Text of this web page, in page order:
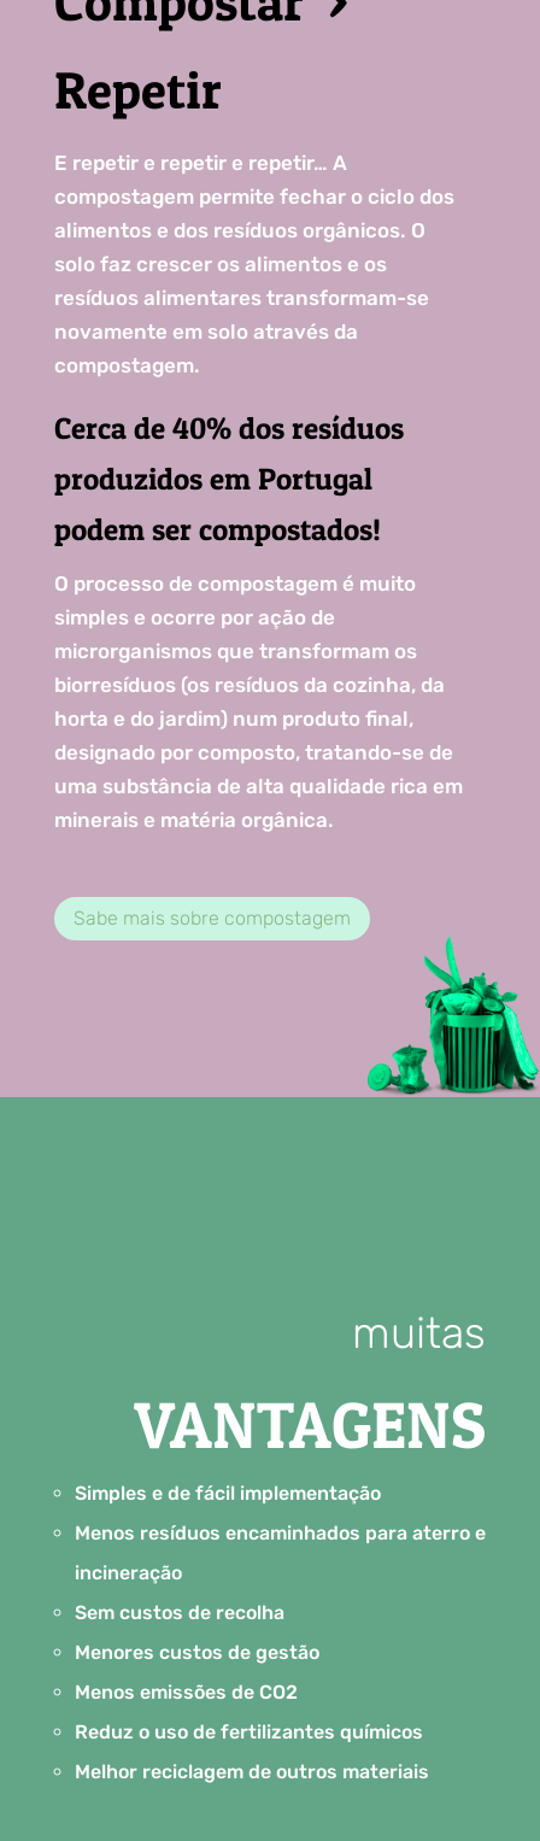
Repetir
E repetir e repetir e repetir… A
compostagem permite fechar o ciclo dos
alimentos e dos resíduos orgânicos. O
solo faz crescer os alimentos e os
resíduos alimentares transformam-se
novamente em solo através da
compostagem.
Cerca de 40% dos resíduos
produzidos em Portugal
podem ser compostados!
O processo de compostagem é muito
simples e ocorre por ação de
microrganismos que transformam os
biorresíduos (os resíduos da cozinha, da
horta e do jardim) num produto final,
designado por composto, tratando-se de
uma substância de alta qualidade rica em
minerais e matéria orgânica.
Sabe mais sobre compostagem
muitas
VANTAGENS
Simples e de fácil implementação
Menos resíduos encaminhados para aterro e
incineração
Sem custos de recolha
Menores custos de gestão
Menos emissões de CO2
Reduz o uso de fertilizantes químicos
Melhor reciclagem de outros materiais